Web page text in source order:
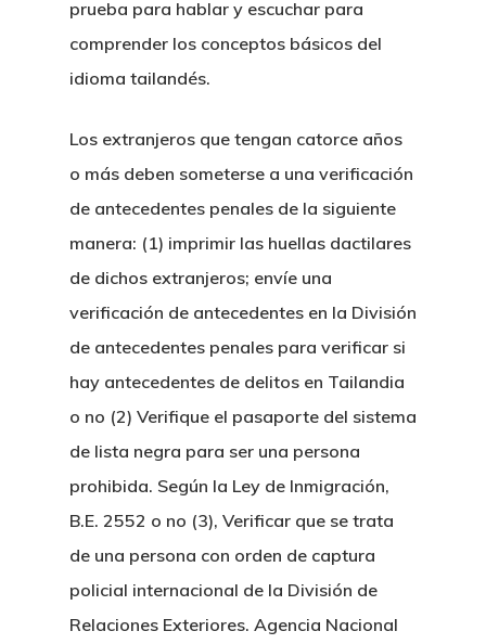
prueba para hablar y escuchar para
comprender los conceptos básicos del
idioma tailandés.
Los extranjeros que tengan catorce años
o más deben someterse a una verificación
de antecedentes penales de la siguiente
manera: (1) imprimir las huellas dactilares
de dichos extranjeros; envíe una
verificación de antecedentes en la División
de antecedentes penales para verificar si
hay antecedentes de delitos en Tailandia
o no (2) Verifique el pasaporte del sistema
de lista negra para ser una persona
prohibida. Según la Ley de Inmigración,
B.E. 2552 o no (3), Verificar que se trata
de una persona con orden de captura
policial internacional de la División de
Relaciones Exteriores. Agencia Nacional
Nuestro
Derecho Mercantil Y
Comercial
Constitucion De
Representacion En
JTEPA
Tratado De Amistad
Y Tailandia
BOI Tailandia
Incentivos Fiscales
Fiscales Bajo BOI
Litigios Y Disputas
Litigios Civiles
Accidentes E
Disputas
Disputas Entre
Apertura De Cuenta
En Tailandia
Visas De Larga
Tailandia
Residencia Fiscal
Divorcio, Custodias
Comercio
Propiedad Intelectual
Contabilidad, Fiscal Y
Servicios Notariales
Probono
Sectores
Derecho Bancario Y
Financiero
Farmaceutico
Automocion
Derecho Aerospacial Y
Aviacion
Propiedades Y
Compra De Hoteles
Noticias
Novedades
Carrera
Profesional
Contacto